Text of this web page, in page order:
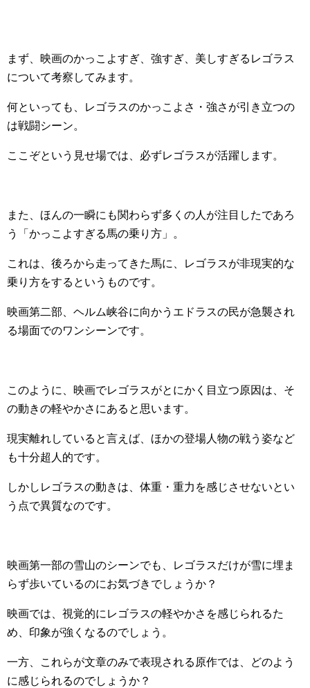
まず、映画のかっこよすぎ、強すぎ、美しすぎるレゴラス
について考察してみます。
何といっても、レゴラスのかっこよさ・強さが引き立つの
は戦闘シーン。
ここぞという見せ場では、必ずレゴラスが活躍します。
また、ほんの一瞬にも関わらず多くの人が注目したであろ
う「かっこよすぎる馬の乗り方」。
これは、後ろから走ってきた馬に、レゴラスが非現実的な
乗り方をするというものです。
映画第二部、ヘルム峡谷に向かうエドラスの民が急襲され
る場面でのワンシーンです。
このように、映画でレゴラスがとにかく目立つ原因は、そ
の動きの軽やかさにあると思います。
現実離れしていると言えば、ほかの登場人物の戦う姿など
も十分超人的です。
しかしレゴラスの動きは、体重・重力を感じさせないとい
う点で異質なのです。
映画第一部の雪山のシーンでも、レゴラスだけが雪に埋ま
らず歩いているのにお気づきでしょうか？
映画では、視覚的にレゴラスの軽やかさを感じられるた
め、印象が強くなるのでしょう。
一方、これらが文章のみで表現される原作では、どのよう
に感じられるのでしょうか？